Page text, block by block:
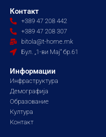
Контакт
+389 47 208 442
+389 47 208 307
bitola@t-home.mk
Бул. „1-ви Мај“ бр.61
Информации
Инфраструктура
Демографија
Образование
Култура
Контакт